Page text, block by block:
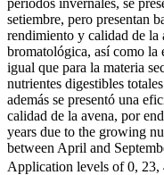
períodos invernales, se
setiembre, pero presentan
rendimiento y calidad de la
bromatológica, así como la
igual que para la materia
nutrientes digestibles
además se presentó una
calidad de la avena, por
years due to the growing
between April and
Application levels of 0, 23,